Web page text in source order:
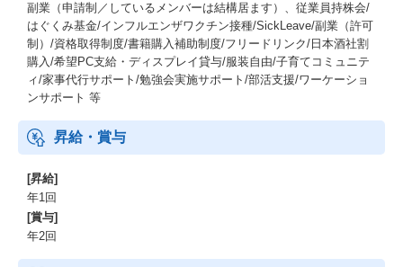
副業（申請制／しているメンバーは結構居ます）、従業員持株会/
はぐくみ基金/インフルエンザワクチン接種/SickLeave/副業（許可
制）/資格取得制度/書籍購入補助制度/フリードリンク/日本酒社割
購入/希望PC支給・ディスプレイ貸与/服装自由/子育てコミュニテ
ィ/家事代行サポート/勉強会実施サポート/部活支援/ワーケーショ
ンサポート 等
昇給・賞与
[昇給]
年1回
[賞与]
年2回